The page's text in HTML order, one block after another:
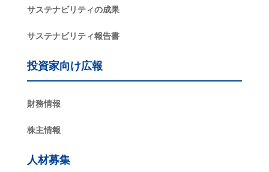
サステナビリティの成果
サステナビリティ報告書
投資家向け広報
財務情報
株主情報
人材募集